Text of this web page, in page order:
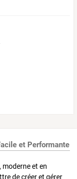
et Performante
moderne et en
de créer et gérer